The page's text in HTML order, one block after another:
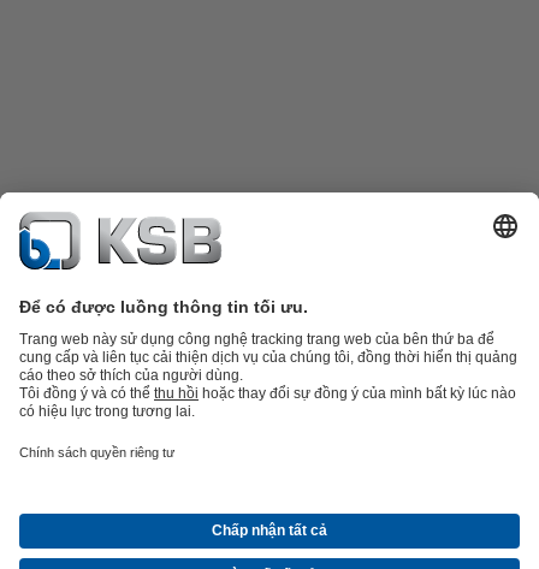
Danh mục sản phẩmPhụ tùng thay thế
Công nghệ xây dựngCông nghệ năng lượng
Công tyTin tức và sự kiệnBáo chíNghề nghiệpMạng xã hội